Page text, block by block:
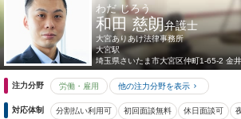
わだ じろう
和田 慈朗弁護士
大宮ありあけ法律事務所
大宮駅
埼玉県さいたま市大宮区仲町1-65-2 金
注力分野 労働・雇用 他の注力分野を表示
対応体制 分割払い利用可 初回面談無料 休日面談可